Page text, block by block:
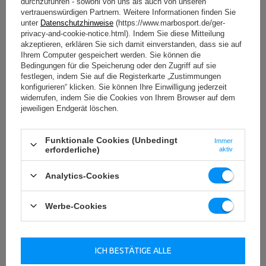
ab: von einfachen stationären Varianten bis zu Bänken mit verstellbarer
Neigung und Höhe. Jede Ausführung garantiert Stabilität auch bei
hoher Belastung, während die durchdachte Bauweise sicherstellt, dass
diese Geräte selbst den Ansprüchen erfahrener Athletinnen und
Athleten gerecht werden.
Welche Vorteile bietet das Training mit einer
Curlbank?
der Armmuskulatur und eine optimale Isolation des Bizeps.
Diese Trainingsmethode wird nicht nur von Liebhaberinnen und
Liebhaberndes klassischen Krafttrainings
geschätzt, sondern auch
von Kampfsportlerinnen und Kampfsportlern, Schwimmerinnen und
Schwimmern sowie Freizeitsportlerinnen und -sportlern. Eine Scottbank
die Wert auf Griffkraft, Bewegungskontrolle und
Möchten Sie mehr
darüber erfahren, warum sich das Training auf einer Curlbank lohnt und
welche konkreten Vorteile es bietet?
Isolation des Bizepsmuskels
vertrauenswürdigen Partnern. Weitere Informationen finden Sie
unter Datenschutzhinweise (https://www.marbosport.de/ger-
privacy-and-cookie-notice.html). Indem Sie diese Mitteilung
akzeptieren, erklären Sie sich damit einverstanden, dass sie auf
Ihrem Computer gespeichert werden. Sie können die
Bedingungen für die Speicherung oder den Zugriff auf sie
festlegen, indem Sie auf die Registerkarte „Zustimmungen
konfigurieren“ klicken. Sie können Ihre Einwilligung jederzeit
widerrufen, indem Sie die Cookies von Ihrem Browser auf dem
jeweiligen Endgerät löschen.
Funktionale Cookies (Unbedingt
erforderliche)
Immer
aktiv
Analytics-Cookies
Werbe-Cookies
ICH BESTÄTIGE ALLE